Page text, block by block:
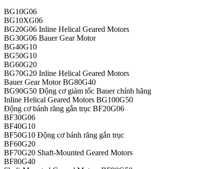
BG10G06
BG10XG06
BG20G06 Inline Helical Geared Motors
BG30G06 Bauer Gear Motor
BG40G10
BG50G10
BG60G20
BG70G20 Inline Helical Geared Motors
Bauer Gear Motor BG80G40
BG90G50 Động cơ giảm tốc Bauer chính hãng
Inline Helical Geared Motors BG100G50
Động cơ bánh răng gắn trục BF20G06
BF30G06
BF40G10
BF50G10 Động cơ bánh răng gắn trục
BF60G20
BF70G20 Shaft‑Mounted Geared Motors
BF80G40